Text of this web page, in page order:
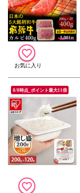
8/8時点_ポイント最大11倍